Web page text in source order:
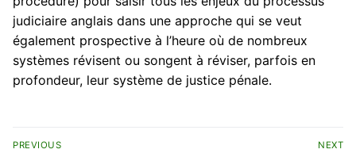
judiciaire anglais dans une approche qui se veut
également prospective à l’heure où de nombreux
systèmes révisent ou songent à réviser, parfois en
profondeur, leur système de justice pénale.
Navigation
PREVIOUS NEXT